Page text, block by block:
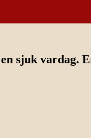
sjuk vardag.